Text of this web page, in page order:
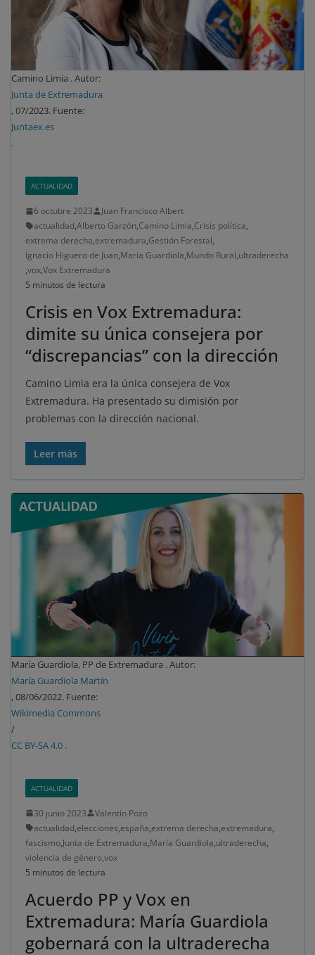
Camino Limia . Autor:
Junta de Extremadura
, 07/2023. Fuente:
Juntaex.es
.
ACTUALIDAD
6 octubre 2023
Juan Francisco Albert
actualidad,Alberto Garzón,Camino Limia,Crisis política,
extrema derecha,extremadura,Gestión Forestal,
Ignacio Higuero de Juan,María Guardiola,Mundo Rural,ultraderecha
,vox,Vox Extremadura
5 minutos de lectura
Crisis en Vox Extremadura:
dimite su única consejera por
“discrepancias” con la dirección
Camino Limia era la única consejera de Vox
Extremadura. Ha presentado su dimisión por
problemas con la dirección nacional.
Leer más
María Guardiola, PP de Extremadura . Autor:
María Guardiola Martín
, 08/06/2022. Fuente:
Wikimedia Commons
/
CC BY-SA 4.0 .
ACTUALIDAD
30 junio 2023
Valentín Pozo
actualidad,elecciones,españa,extrema derecha,extremadura,
fascismo,Junta de Extremadura,María Guardiola,ultraderecha,
violencia de género,vox
5 minutos de lectura
Acuerdo PP y Vox en
Extremadura: María Guardiola
gobernará con la ultraderecha